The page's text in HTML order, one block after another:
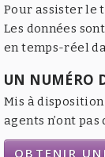
Pour assister le
Les données
en temps-réel
UN NUMÉRO
Mis à
agents n’ont
OBTENIR